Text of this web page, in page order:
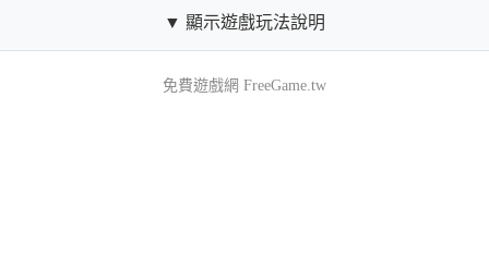
▼ 顯示遊戲玩法說明
免費遊戲網 FreeGame.tw